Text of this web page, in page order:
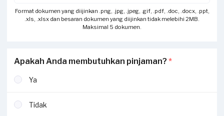
Format dokumen yang diijinkan .png, .jpg, .jpeg, .gif, .pdf, .doc, .docx, .ppt,
.xls, .xlsx dan besaran dokumen yang diijinkan tidak melebihi 2MB.
Maksimal 5 dokumen.
Apakah Anda membutuhkan pinjaman? *
Ya
Tidak